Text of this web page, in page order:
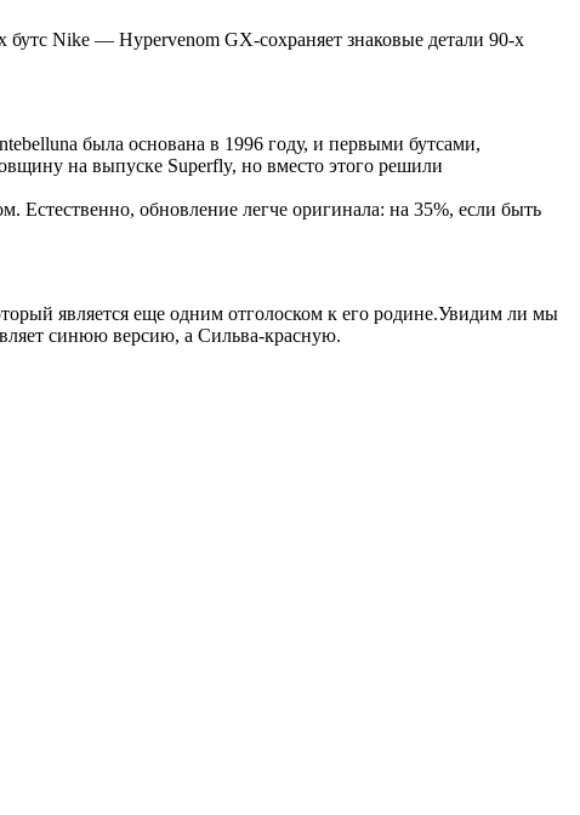
Nike — Hypervenom GX-сохраняет знаковые детали 90-х
была основана в 1996 году, и первыми бутсами,
на выпуске Superfly, но вместо этого решили
Естественно, обновление легче оригинала: на 35%, если быть
является еще одним отголоском к его родине.Увидим ли мы
синюю версию, а Сильва-красную.